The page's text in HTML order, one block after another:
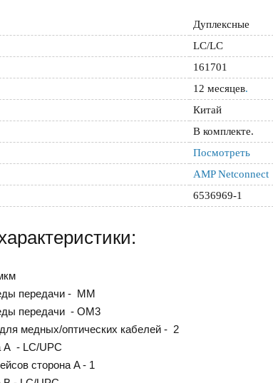
Дуплексные
LC/LC
161701
12 месяцев.
Китай
В комплекте.
Посмотреть
AMP Netconnect
6536969-1
передачи - MM
передачи - OM3
медных/оптических кабелей - 2
A - LC/UPC
сторона A - 1